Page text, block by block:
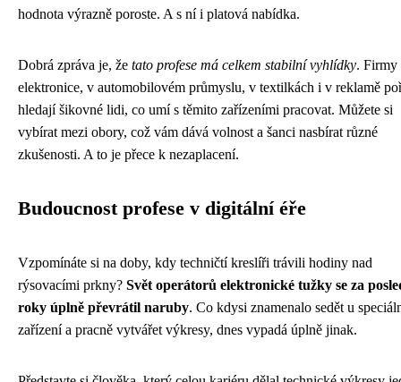
hodnota výrazně poroste. A s ní i platová nabídka.
Dobrá zpráva je, že tato profese má celkem stabilní vyhlídky. Firmy
elektronice, v automobilovém průmyslu, v textilkách i v reklamě
hledají šikovné lidi, co umí s těmito zařízeními pracovat. Můžete si
vybírat mezi obory, což vám dává volnost a šanci nasbírat různé
zkušenosti. A to je přece k nezaplacení.
Budoucnost profese v digitální éře
Vzpomínáte si na doby, kdy techničtí kreslíři trávili hodiny nad
rýsovacími prkny? Svět operátorů elektronické tužky se za
roky úplně převrátil naruby. Co kdysi znamenalo sedět u
zařízení a pracně vytvářet výkresy, dnes vypadá úplně jinak.